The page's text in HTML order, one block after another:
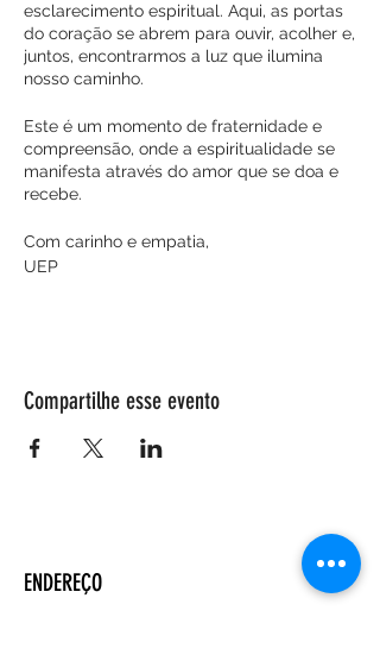
esclarecimento espiritual. Aqui, as portas
do coração se abrem para ouvir, acolher e,
juntos, encontrarmos a luz que ilumina
nosso caminho.
Este é um momento de fraternidade e
compreensão, onde a espiritualidade se
manifesta através do amor que se doa e
recebe.
Com carinho e empatia,
UEP
Compartilhe esse evento
ENDEREÇO